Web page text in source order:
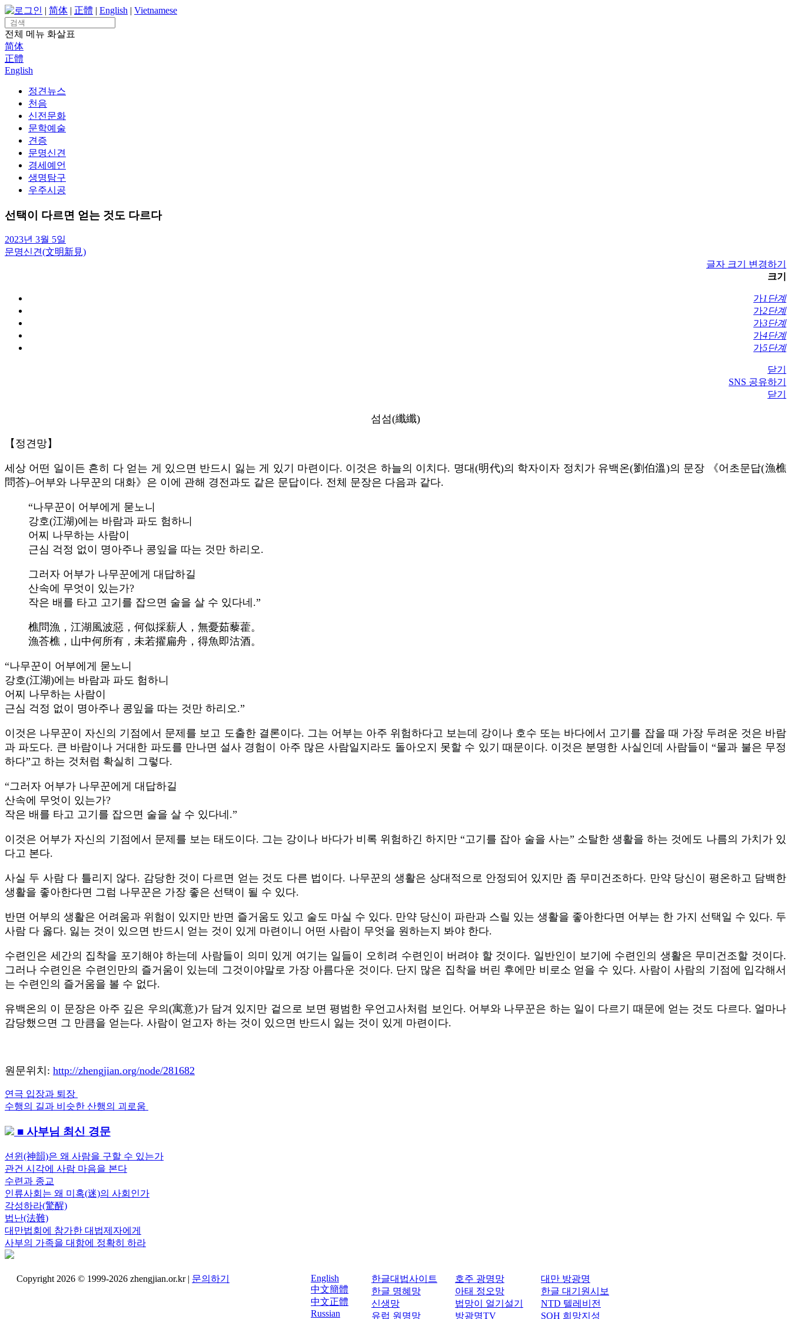
Skip
to
content
로그인 | 简体 | 正體 | English | Vietnamese
Search
for:
전체 메뉴 화살표
简体
正體
English
정견뉴스
천음
신전문화
문학예술
견증
문명신견
경세예언
생명탐구
우주시공
선택이 다르면 얻는 것도 다르다
2023년 3월 5일
문명신견(文明新見)
글자 크기 변경하기
크기
가1단계
가2단계
가3단계
가4단계
가5단계
닫기
SNS 공유하기
닫기
섬섬(纖纖)
【정견망】
세상 어떤 일이든 흔히 다 얻는 게 있으면 반드시 잃는 게 있기 마련이다. 이것은 하늘의 이치다. 명대(明代)의 학자이자 정치가 유백온(劉伯溫)의 문장 《어초문답(漁樵
問荅)–어부와 나무꾼의 대화》은 이에 관해 경전과도 같은 문답이다. 전체 문장은 다음과 같다.
“나무꾼이 어부에게 묻노니
강호(江湖)에는 바람과 파도 험하니
어찌 나무하는 사람이
근심 걱정 없이 명아주나 콩잎을 따는 것만 하리오.
그러자 어부가 나무꾼에게 대답하길
산속에 무엇이 있는가?
작은 배를 타고 고기를 잡으면 술을 살 수 있다네.”
樵問漁，江湖風波惡，何似採薪人，無憂茹藜藿。
漁荅樵，山中何所有，未若擢扁舟，得魚即沽酒。
“나무꾼이 어부에게 묻노니
강호(江湖)에는 바람과 파도 험하니
어찌 나무하는 사람이
근심 걱정 없이 명아주나 콩잎을 따는 것만 하리오.”
이것은 나무꾼이 자신의 기점에서 문제를 보고 도출한 결론이다. 그는 어부는 아주 위험하다고 보는데 강이나 호수 또는 바다에서 고기를 잡을 때 가장 두려운 것은 바람
과 파도다. 큰 바람이나 거대한 파도를 만나면 설사 경험이 아주 많은 사람일지라도 돌아오지 못할 수 있기 때문이다. 이것은 분명한 사실인데 사람들이 “물과 불은 무정
하다”고 하는 것처럼 확실히 그렇다.
“그러자 어부가 나무꾼에게 대답하길
산속에 무엇이 있는가?
작은 배를 타고 고기를 잡으면 술을 살 수 있다네.”
이것은 어부가 자신의 기점에서 문제를 보는 태도이다. 그는 강이나 바다가 비록 위험하긴 하지만 “고기를 잡아 술을 사는” 소탈한 생활을 하는 것에도 나름의 가치가 있
다고 본다.
사실 두 사람 다 틀리지 않다. 감당한 것이 다르면 얻는 것도 다른 법이다. 나무꾼의 생활은 상대적으로 안정되어 있지만 좀 무미건조하다. 만약 당신이 평온하고 담백한
생활을 좋아한다면 그럼 나무꾼은 가장 좋은 선택이 될 수 있다.
반면 어부의 생활은 어려움과 위험이 있지만 반면 즐거움도 있고 술도 마실 수 있다. 만약 당신이 파란과 스릴 있는 생활을 좋아한다면 어부는 한 가지 선택일 수 있다. 두
사람 다 옳다. 잃는 것이 있으면 반드시 얻는 것이 있게 마련이니 어떤 사람이 무엇을 원하는지 봐야 한다.
수련인은 세간의 집착을 포기해야 하는데 사람들이 의미 있게 여기는 일들이 오히려 수련인이 버려야 할 것이다. 일반인이 보기에 수련인의 생활은 무미건조할 것이다.
그러나 수련인은 수련인만의 즐거움이 있는데 그것이야말로 가장 아름다운 것이다. 단지 많은 집착을 버린 후에만 비로소 얻을 수 있다. 사람이 사람의 기점에 입각해서
는 수련인의 즐거움을 볼 수 없다.
유백온의 이 문장은 아주 깊은 우의(寓意)가 담겨 있지만 겉으로 보면 평범한 우언고사처럼 보인다. 어부와 나무꾼은 하는 일이 다르기 때문에 얻는 것도 다르다. 얼마나
감당했으면 그 만큼을 얻는다. 사람이 얻고자 하는 것이 있으면 반드시 잃는 것이 있게 마련이다.
원문위치: http://zhengjian.org/node/281682
글
내
비
게
이
션
Previous
Post:
연극 입장과 퇴장
Next
수행의 길과 비슷한 산행의 괴로움
■ 사부님 최신 경문
션윈(神韻)은 왜 사람을 구할 수 있는가
관건 시각에 사람 마음을 본다
수련과 종교
인류사회는 왜 미혹(迷)의 사회인가
각성하라(驚醒)
법난(法難)
대만법회에 참가한 대법제자에게
사부의 가족을 대함에 정확히 하라
Copyright 2026 © 1999-2026 zhengjian.or.kr | 문의하기
English
中文簡體
中文正體
Russian
한글대법사이트
한글 명혜망
신생망
유럽 원명망
호주 광명망
아태 정오망
법망이 얼기설기
방광명TV
대만 방광명
한글 대기원시보
NTD 텔레비전
SOH 희망지성